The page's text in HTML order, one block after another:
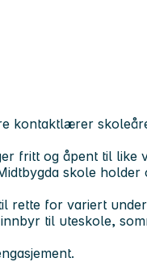
kontaktlærer
fritt og åpent til like
skole holder
rette for variert
til uteskole,